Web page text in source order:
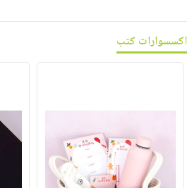
اكسسوارات كتب